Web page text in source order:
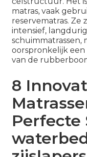
matras, vaak
reservematras. Ze
intensief,
schuimmatrassen,
oorspronkelijk
van de
8
Perfecte